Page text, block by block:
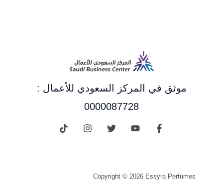
موثق في المركز السعودي للأعمال :
0000087728
Copyright © 2026 Essyra Perfumes